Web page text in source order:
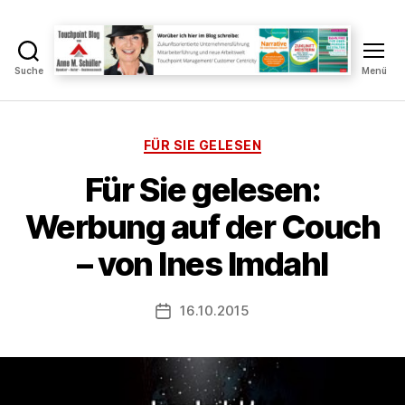
Suche
Touchpoint
Blog
M.
Schüller
Menü
Kategorien
FÜR SIE GELESEN
Für Sie gelesen:
Werbung auf der Couch
– von Ines Imdahl
Beitragsautor
o
n
A
n
S
ü
ll
Veröffentlichungsdatum
16.10.2015